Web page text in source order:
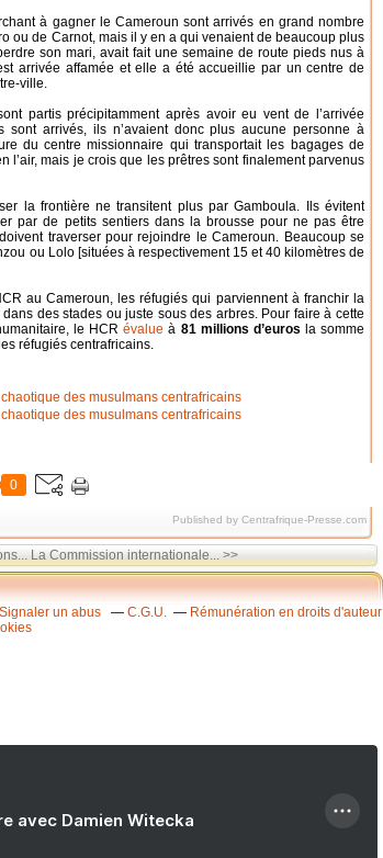
à gagner le Cameroun sont arrivés en grand nombre
ou de Carnot, mais il y en a qui venaient de beaucoup plus
son mari, avait fait une semaine de route pieds nus à
arrivée affamée et elle a été accueillie par un centre de
ville.
partis précipitamment après avoir eu vent de l’arrivée
sont arrivés, ils n’avaient donc plus aucune personne à
du centre missionnaire qui transportait les bagages de
l’air, mais je crois que les prêtres sont finalement parvenus
la frontière ne transitent plus par Gamboula. Ils évitent
par de petits sentiers dans la brousse pour ne pas être
traverser pour rejoindre le Cameroun. Beaucoup se
ou Lolo [situées à respectivement 15 et 40 kilomètres de
au Cameroun, les réfugiés qui parviennent à franchir la
des stades ou juste sous des arbres. Pour faire à cette
le HCRévalueà 81 millions d’euros la somme
réfugiés centrafricains.
0
Published by Centrafrique-Presse.com
La Commission internationale... >>
Signaler un abus C.G.U. Rémunération en droits d'auteur
avec Damien Witecka